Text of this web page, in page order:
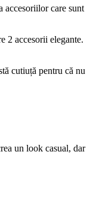
accesoriilor care sunt
2 accesorii elegante.
cutiuță pentru că nu
un look casual, dar